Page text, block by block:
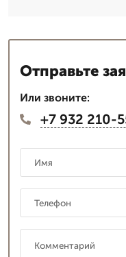
Отправьте
Или звоните:
+7 932 210-